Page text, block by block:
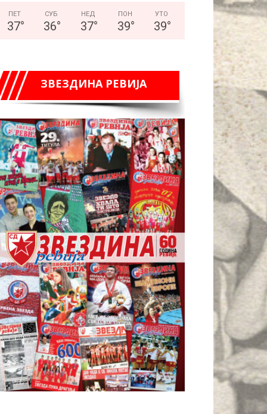
ПЕТ
37°
СУБ
36°
НЕД
37°
ПОН
39°
УТО
39°
ЗВЕЗДИНА РЕВИЈА